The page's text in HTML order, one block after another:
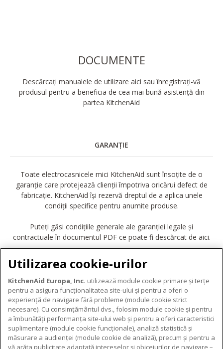
DOCUMENTE
Descărcați manualele de utilizare aici sau înregistrați-vă
produsul pentru a beneficia de cea mai bună asistență din
partea KitchenAid
GARANȚIE
Toate electrocasnicele mici KitchenAid sunt însoțite de o
garanție care protejează clienții împotriva oricărui defect de
fabricație. KitchenAid își rezervă dreptul de a aplica unele
condiții specifice pentru anumite produse.
Puteți găsi condițiile generale ale garanției legale și
contractuale în documentul PDF ce poate fi descărcat de aici.
DESCĂRCARE GARANȚIE
DESPRE KITCHENAID
Despre KitchenAid
PRODUSELE NOASTRE
Utilizarea cookie-urilor
KitchenAid Europa, Inc. utilizează module cookie primare și terțe
pentru a asigura funcționalitatea site-ului și pentru a oferi o
experiență de navigare fără probleme (module cookie strict
necesare). Cu consimțământul dvs., folosim module cookie și pentru
a îmbunătăți performanța site-ului web și pentru a oferi caracteristici
suplimentare (module cookie funcționale), analiză statistică și
măsurare a audienței (module cookie de analiză), precum și pentru a